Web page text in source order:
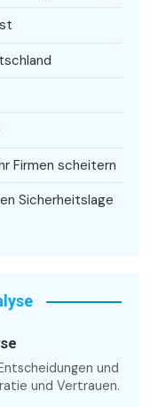
Firmen scheitern
Sicherheitslage
und
und Vertrauen.